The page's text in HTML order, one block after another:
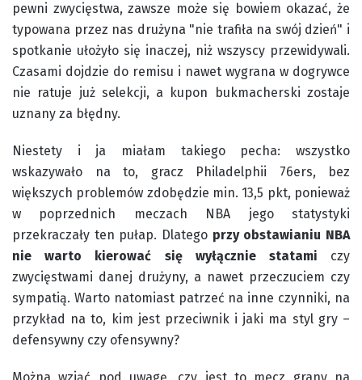
pewni zwycięstwa, zawsze może się bowiem okazać, że
typowana przez nas drużyna "nie trafiła na swój dzień" i
spotkanie ułożyło się inaczej, niż wszyscy przewidywali.
Czasami dojdzie do remisu i nawet wygrana w dogrywce
nie ratuje już selekcji, a kupon bukmacherski zostaje
uznany za błędny.
Niestety i ja miałam takiego pecha: wszystko
wskazywało na to, gracz Philadelphii 76ers, bez
większych problemów zdobędzie min. 13,5 pkt, ponieważ
w poprzednich meczach NBA jego statystyki
przekraczały ten pułap. Dlatego przy obstawianiu NBA
nie warto kierować się wyłącznie statami czy
zwycięstwami danej drużyny, a nawet przeczuciem czy
sympatią. Warto natomiast patrzeć na inne czynniki, na
przykład na to, kim jest przeciwnik i jaki ma styl gry –
defensywny czy ofensywny?